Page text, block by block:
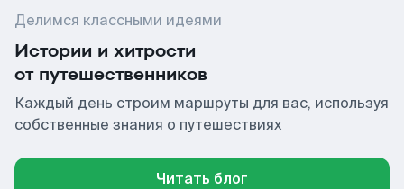
Делимся классными идеями
Истории и хитрости
от путешественников
Каждый день строим маршруты для вас, используя
собственные знания о путешествиях
Читать блог